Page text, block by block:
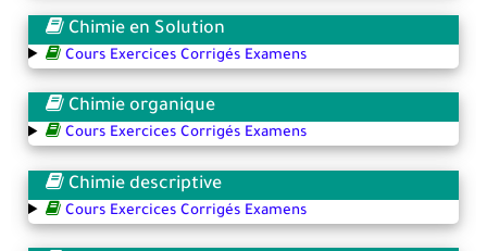
Chimie en Solution
Cours Exercices Corrigés Examens
Chimie organique
Cours Exercices Corrigés Examens
Chimie descriptive
Cours Exercices Corrigés Examens